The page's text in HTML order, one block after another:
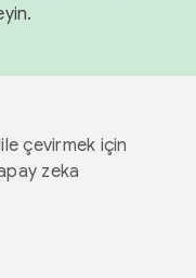
çevirmek için
zeka